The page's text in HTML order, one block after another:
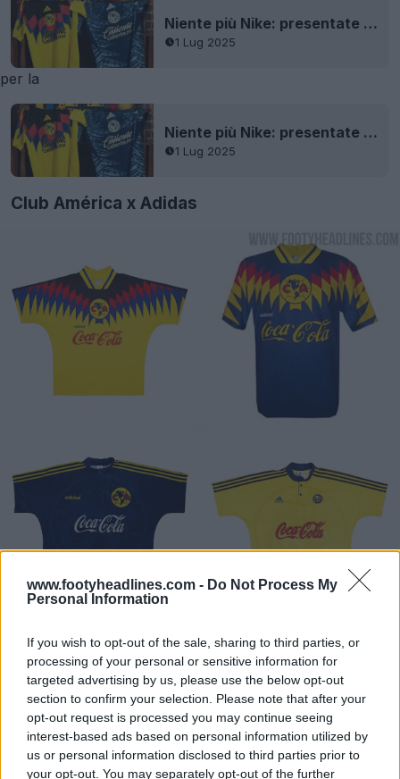
www.footyheadlines.com - Do Not Process My
Personal Information
If you wish to opt-out of the sale, sharing to third parties, or
processing of your personal or sensitive information for
targeted advertising by us, please use the below opt-out
section to confirm your selection. Please note that after your
opt-out request is processed you may continue seeing
interest-based ads based on personal information utilized by
us or personal information disclosed to third parties prior to
your opt-out. You may separately opt-out of the further
Niente più Nike: presentate le prime maglie del Club America 25-26 + filtrata la terza maglia
1 Lug 2025
per la
Niente più Nike: presentate le prime maglie del Club America 25-26 + filtrata la terza maglia
1 Lug 2025
Club América x Adidas